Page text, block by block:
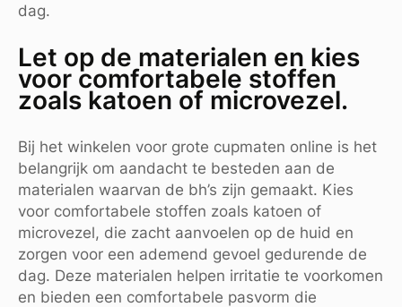
dag.
Let op de materialen en kies
voor comfortabele stoffen
zoals katoen of microvezel.
Bij het winkelen voor grote cupmaten online is het
belangrijk om aandacht te besteden aan de
materialen waarvan de bh’s zijn gemaakt. Kies
voor comfortabele stoffen zoals katoen of
microvezel, die zacht aanvoelen op de huid en
zorgen voor een ademend gevoel gedurende de
dag. Deze materialen helpen irritatie te voorkomen
en bieden een comfortabele pasvorm die